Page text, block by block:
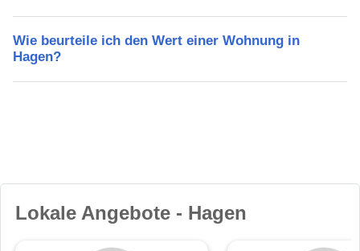
Wie beurteile ich den Wert einer Wohnung in
Hagen?
Lokale Angebote - Hagen